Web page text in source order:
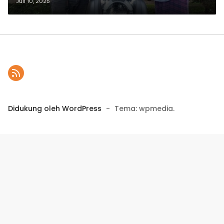
Didukung oleh WordPress - Tema: wpmedia.